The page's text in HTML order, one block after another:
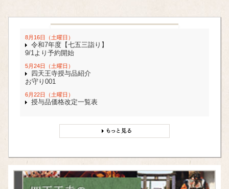
8月16日（土曜日）
令和7年度【七五三詣り】
9/1より予約開始
5月24日（土曜日）
四天王寺授与品紹介
お守り001
6月22日（土曜日）
授与品価格改定一覧表